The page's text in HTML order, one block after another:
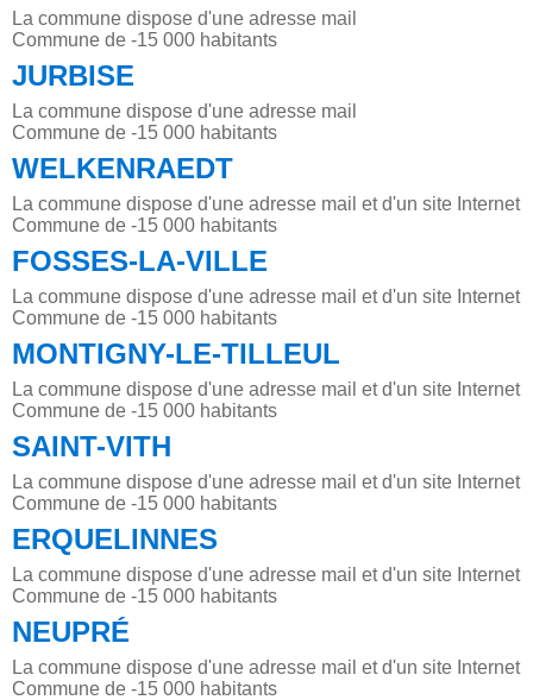
La commune dispose d'une adresse mail
Commune de -15 000 habitants
JURBISE
La commune dispose d'une adresse mail
Commune de -15 000 habitants
WELKENRAEDT
La commune dispose d'une adresse mail et d'un site Internet
Commune de -15 000 habitants
FOSSES-LA-VILLE
La commune dispose d'une adresse mail et d'un site Internet
Commune de -15 000 habitants
MONTIGNY-LE-TILLEUL
La commune dispose d'une adresse mail et d'un site Internet
Commune de -15 000 habitants
SAINT-VITH
La commune dispose d'une adresse mail et d'un site Internet
Commune de -15 000 habitants
ERQUELINNES
La commune dispose d'une adresse mail et d'un site Internet
Commune de -15 000 habitants
NEUPRÉ
La commune dispose d'une adresse mail et d'un site Internet
Commune de -15 000 habitants